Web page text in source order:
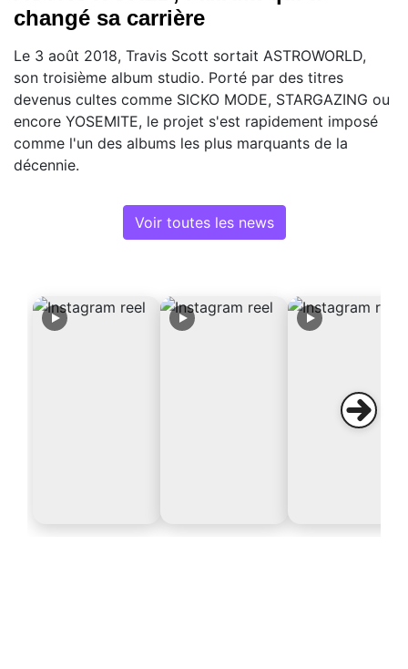
changé sa carrière
Le 3 août 2018, Travis Scott sortait ASTROWORLD,
son troisième album studio. Porté par des titres
devenus cultes comme SICKO MODE, STARGAZING ou
encore YOSEMITE, le projet s'est rapidement imposé
comme l'un des albums les plus marquants de la
décennie.
Voir toutes les news